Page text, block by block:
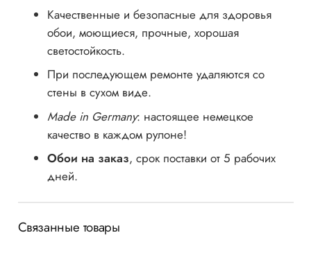
Качественные и безопасные для здоровья
обои, моющиеся, прочные, хорошая
светостойкость.
При последующем ремонте удаляются со
стены в сухом виде.
Made in Germany: настоящее немецкое
качество в каждом рулоне!
Обои на заказ, срок поставки от 5 рабочих
дней.
Связанные товары